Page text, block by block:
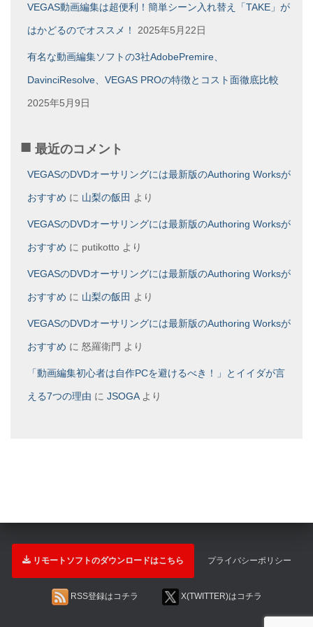
VEGAS動画編集は超便利！簡単シーン入れ替え「TAKE」が
はかどるのでオススメ！ 2025年5月22日
有名な動画編集ソフトの3社AdobePremire、
DavinciResolve、VEGAS PROの特徴とコスト面徹底比較
2025年5月9日
最近のコメント
VEGASのDVDオーサリングには最新版のAuthoring Worksが
おすすめ に 山梨の飯田 より
VEGASのDVDオーサリングには最新版のAuthoring Worksが
おすすめ に putikotto より
VEGASのDVDオーサリングには最新版のAuthoring Worksが
おすすめ に 山梨の飯田 より
VEGASのDVDオーサリングには最新版のAuthoring Worksが
おすすめ に 怒羅衛門 より
「動画編集初心者は自作PCを避けるべき！」とイイダが言
える7つの理由 に JSOGAより
リモートソフトのダウンロードはこちら プライバシーポリシー
RSS登録はコチラ X(TWITTER)はコチラ